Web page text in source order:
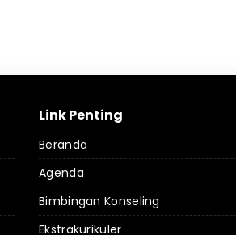
Link Penting
Beranda
Agenda
Bimbingan Konseling
Ekstrakurikuler